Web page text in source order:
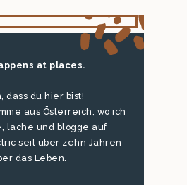
at places.
dass du hier bist!
aus Österreich, wo ich
lache und blogge auf
seit über zehn Jahren
das Leben.